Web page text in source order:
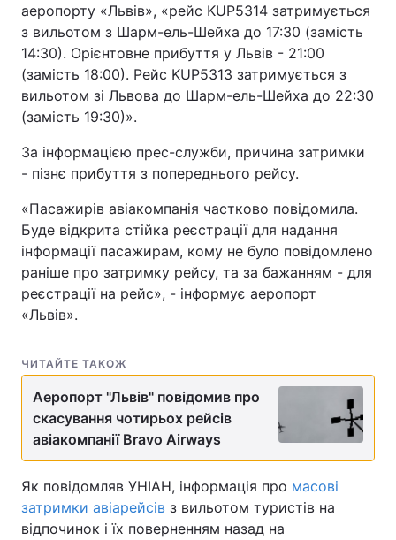
аеропорту «Львів», «рейс KUP5314 затримується
з вильотом з Шарм-ель-Шейха до 17:30 (замість
14:30). Орієнтовне прибуття у Львів - 21:00
(замість 18:00). Рейс KUP5313 затримується з
вильотом зі Львова до Шарм-ель-Шейха до 22:30
(замість 19:30)».
За інформацією прес-служби, причина затримки
- пізнє прибуття з попереднього рейсу.
«Пасажирів авіакомпанія частково повідомила.
Буде відкрита стійка реєстрації для надання
інформації пасажирам, кому не було повідомлено
раніше про затримку рейсу, та за бажанням - для
реєстрації на рейс», - інформує аеропорт
«Львів».
ЧИТАЙТЕ ТАКОЖ
Аеропорт "Львів" повідомив про
скасування чотирьох рейсів
авіакомпанії Bravo Airways
Як повідомляв УНІАН, інформація про масові
затримки авіарейсів з вильотом туристів на
відпочинок і їх поверненням назад на